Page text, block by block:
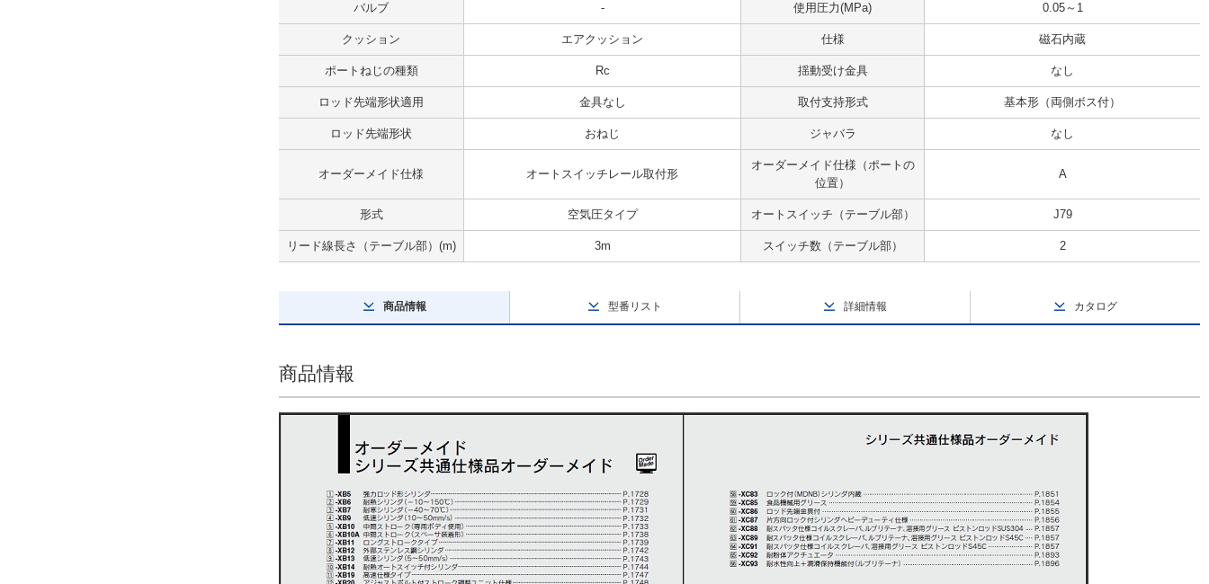
バルブ - 使用圧力(MPa) 0.05～1
クッション エアクッション 仕様 磁石内蔵
ポートねじの種類 Rc 揺動受け金具 なし
ロッド先端形状適用 金具なし 取付支持形式 基本形（両側ボス付）
ロッド先端形状 おねじ ジャバラ なし
オーダーメイド仕様 オートスイッチレール取付形
オーダーメイド仕様（ポートの
位置）
A
形式 空気圧タイプ オートスイッチ（テーブル部） J79
リード線長さ（テーブル部）(m) 3m スイッチ数（テーブル部） 2
商品情報 型番リスト 詳細情報 カタログ
商品情報